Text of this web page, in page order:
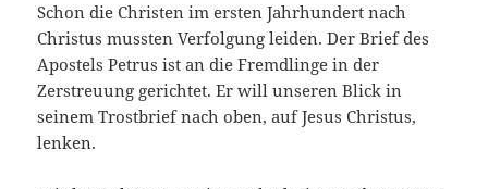
Schon die Christen im ersten Jahrhundert nach
Christus mussten Verfolgung leiden. Der Brief des
Apostels Petrus ist an die Fremdlinge in der
Zerstreuung gerichtet. Er will unseren Blick in
seinem Trostbrief nach oben, auf Jesus Christus,
lenken.